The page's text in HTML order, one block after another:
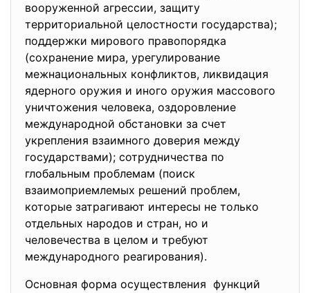
вооруженной агрессии, защиту
территориальной целостности государства);
поддержки мирового правопорядка
(сохранение мира, урегулирование
межнациональных конфликтов, ликвидация
ядерного оружия и иного оружия массового
уничтожения человека, оздоровление
международной обстановки за счет
укрепления взаимного доверия между
государствами); сотрудничества по
глобальным проблемам (поиск
взаимоприемлемых решений проблем,
которые затрагивают интересы не только
отдельных народов и стран, но и
человечества в целом и требуют
международного реагирования).
Основная форма осуществления функций